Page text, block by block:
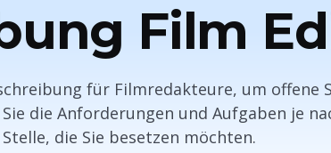
Film
für Filmredakteure, um offene
die Anforderungen und Aufgaben je
die Sie besetzen möchten.